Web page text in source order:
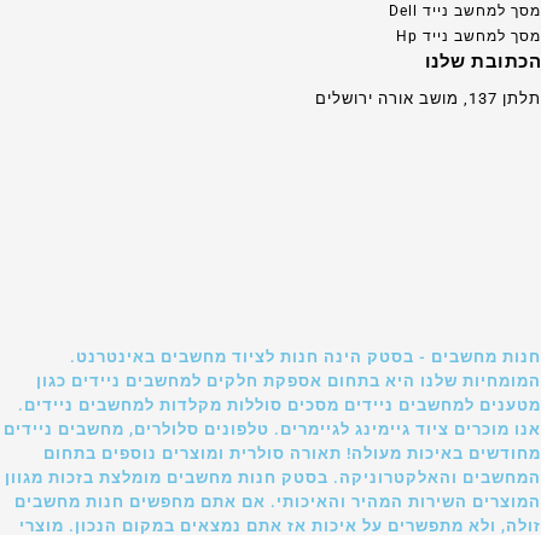
מסך למחשב נייד Dell
מסך למחשב נייד Hp
הכתובת שלנו
תלתן 137, מושב אורה ירושלים
חנות מחשבים - בסטק הינה חנות לציוד מחשבים באינטרנט.
המומחיות שלנו היא בתחום אספקת חלקים למחשבים ניידים כגון
מטענים למחשבים ניידים מסכים סוללות מקלדות למחשבים ניידים.
אנו מוכרים ציוד גיימינג לגיימרים. טלפונים סלולרים, מחשבים ניידים
מחודשים באיכות מעולה! תאורה סולרית ומוצרים נוספים בתחום
המחשבים והאלקטרוניקה. בסטק חנות מחשבים מומלצת בזכות מגוון
המוצרים השירות המהיר והאיכותי. אם אתם מחפשים חנות מחשבים
זולה, ולא מתפשרים על איכות אז אתם נמצאים במקום הנכון. מוצרי